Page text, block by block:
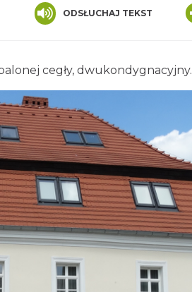
ODSŁUCHAJ TEKST
cegły, dwukondygnacyjny.